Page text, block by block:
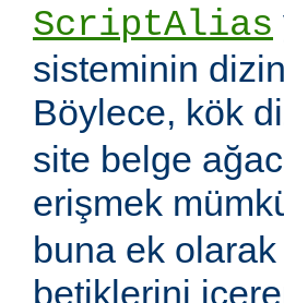
ScriptAlias
sisteminin
Böylece, kök
site belge
erişmek
buna ek
betiklerini